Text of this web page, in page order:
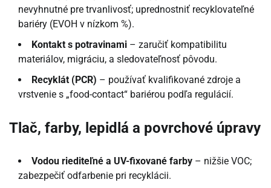
nevyhnutné pre trvanlivosť; uprednostniť recyklovateľné
bariéry (EVOH v nízkom %).
Kontakt s potravinami – zaručiť kompatibilitu
materiálov, migráciu, a sledovateľnosť pôvodu.
Recyklát (PCR) – používať kvalifikované zdroje a
vrstvenie s „food-contact“ bariérou podľa regulácií.
Tlač, farby, lepidlá a povrchové úpravy
Vodou riediteľné a UV-fixované farby – nižšie VOC;
zabezpečiť odfarbenie pri recyklácii.